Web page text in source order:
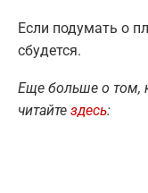
Если подумать о
сбудется.
Еще больше о том,
читайте здесь: